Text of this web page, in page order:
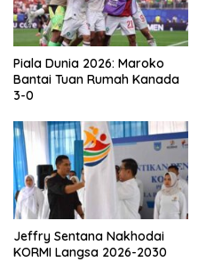
Piala Dunia 2026: Maroko
Bantai Tuan Rumah Kanada
3-0
Jeffry Sentana Nakhodai
KORMI Langsa 2026-2030